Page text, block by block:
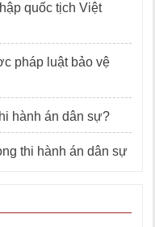
quốc tịch Việt
pháp luật bảo vệ
hành án dân sự?
thi hành án dân sự